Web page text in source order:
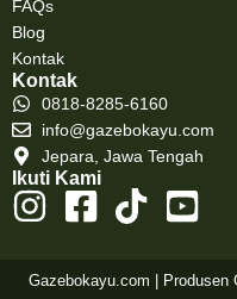
FAQs
Blog
Kontak
Kontak
0818-8285-6160
info@gazebokayu.com
Jepara, Jawa Tengah
Ikuti Kami
Gazebokayu.com | Produsen